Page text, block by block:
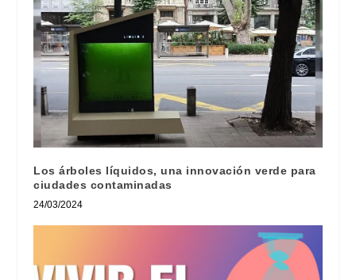
Los árboles líquidos, una innovación verde para
ciudades contaminadas
24/03/2024